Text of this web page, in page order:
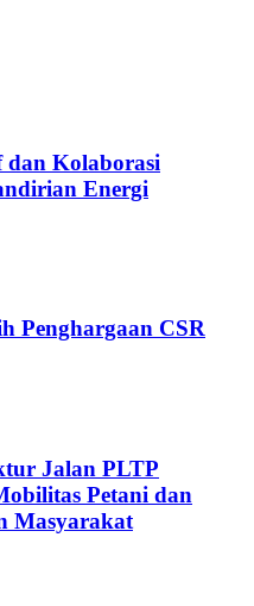
dan Kolaborasi
Energi
Penghargaan CSR
Jalan PLTP
Petani dan
Masyarakat